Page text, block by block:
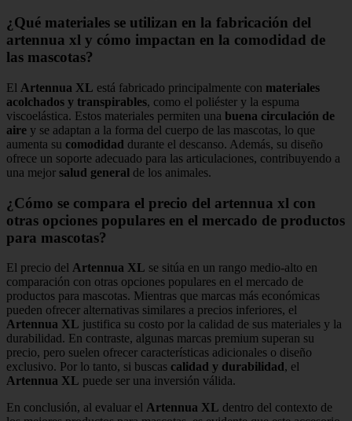
¿Qué materiales se utilizan en la fabricación del
artennua xl y cómo impactan en la comodidad de
las mascotas?
El Artennua XL está fabricado principalmente con materiales
acolchados y transpirables, como el poliéster y la espuma
viscoelástica. Estos materiales permiten una buena circulación de
aire y se adaptan a la forma del cuerpo de las mascotas, lo que
aumenta su comodidad durante el descanso. Además, su diseño
ofrece un soporte adecuado para las articulaciones, contribuyendo a
una mejor salud general de los animales.
¿Cómo se compara el precio del artennua xl con
otras opciones populares en el mercado de productos
para mascotas?
El precio del Artennua XL se sitúa en un rango medio-alto en
comparación con otras opciones populares en el mercado de
productos para mascotas. Mientras que marcas más económicas
pueden ofrecer alternativas similares a precios inferiores, el
Artennua XL justifica su costo por la calidad de sus materiales y la
durabilidad. En contraste, algunas marcas premium superan su
precio, pero suelen ofrecer características adicionales o diseño
exclusivo. Por lo tanto, si buscas calidad y durabilidad , el
Artennua XL puede ser una inversión válida.
En conclusión, al evaluar el Artennua XL dentro del contexto de